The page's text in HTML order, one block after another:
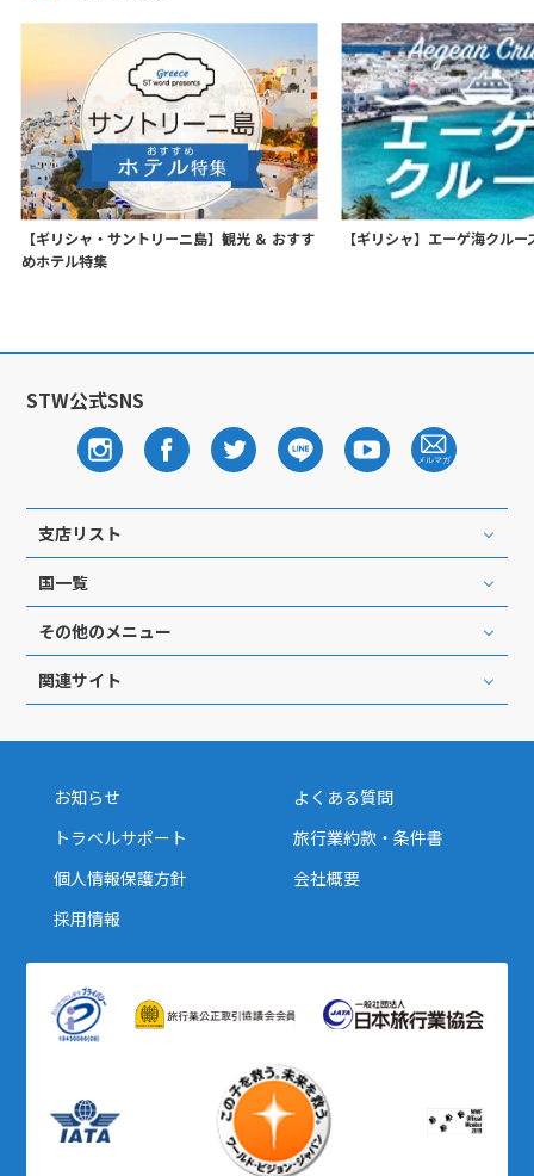
【ギリシャ・サントリーニ島】観光 ＆ おすす
めホテル特集
【ギリシャ】エーゲ海クルー
STW公式SNS
支店リスト
国一覧
その他のメニュー
関連サイト
お知らせ
よくある質問
トラベルサポート
旅行業約款・条件書
個人情報保護方針
会社概要
採用情報